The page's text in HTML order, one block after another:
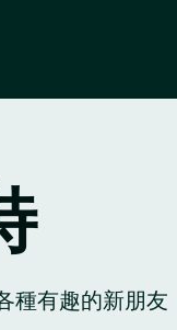
種有趣的新朋